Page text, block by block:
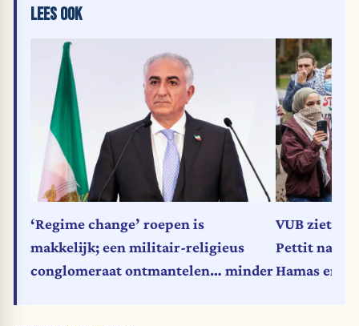
LEES OOK
‘Regime change’ roepen is
makkelijk; een militair-religieus
conglomeraat ontmantelen… minder
VUB ziet af
Pettit na
Hamas en